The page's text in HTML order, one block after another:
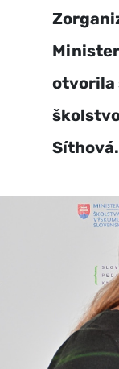
otvorila
Síthová.